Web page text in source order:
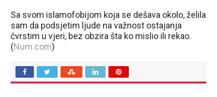
Sa svom islamofobijom koja se dešava okolo, želila
sam da podsjetim ljude na važnost ostajanja
čvrstim u vjeri, bez obzira šta ko mislio ili rekao.
(Num.com)